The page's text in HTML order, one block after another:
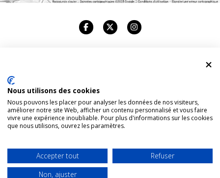
CABINET DENTAIRE
83, AVENUE FOCH. 75116 PARIS
Nous utilisons des cookies
Nous pouvons les placer pour analyser les données de nos visiteurs,
améliorer notre site Web, afficher un contenu personnalisé et vous faire
vivre une expérience inoubliable. Pour plus d'informations sur les cookies
que nous utilisons, ouvrez les paramètres.
Accepter tout
Refuser
Non, ajuster